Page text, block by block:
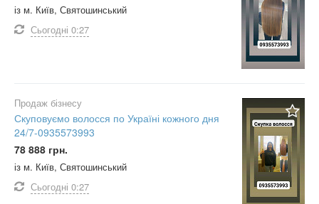
із м. Київ, Святошинський
Сьогодні 0:27
Продаж бізнесу
Скуповуємо волосся по Україні кожного дня
24/7-0935573993
78 888 грн.
із м. Київ, Святошинський
Сьогодні 0:27